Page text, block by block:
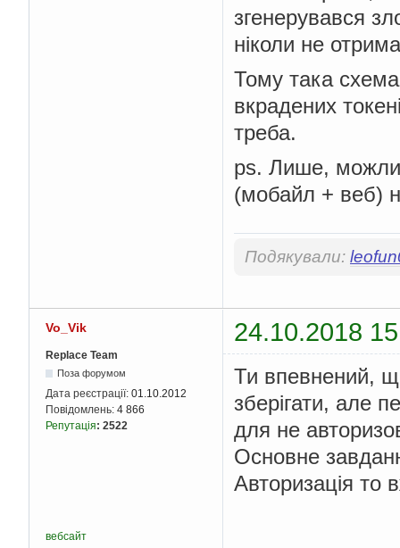
згенерувався
ніколи не
Тому така
вкрадених
треба.
ps. Лише,
(мобайл + веб)
Подякували:
Vo_Vik 24.10.2018
Replace Team
Поза форумом
Дата реєстрації: 01.10.2012
Повідомлень: 4 866
Репутація: 2522
Ти впевнений,
зберігати, але
для не
Основне
Авторизація то
вебсайт